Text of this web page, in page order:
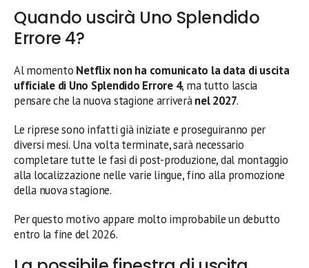
Quando uscirà Uno Splendido
Errore 4?
Al momento Netflix non ha comunicato la data di uscita
ufficiale di Uno Splendido Errore 4, ma tutto lascia
pensare che la nuova stagione arriverànel 2027.
Le riprese sono infatti già iniziate e proseguiranno per
diversi mesi. Una volta terminate, sarà necessario
completare tutte le fasi di post-produzione, dal montaggio
alla localizzazione nelle varie lingue, fino alla promozione
della nuova stagione.
Per questo motivo appare molto improbabile un debutto
entro la fine del 2026.